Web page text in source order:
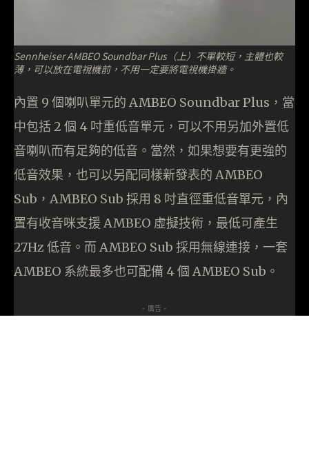
Sennheiser AMBEO Soundbar Plus（上）不單較短，主體也較
薄，可以放在電視機前，不用一定要將電視機掛牆。
內置 9 個喇叭單元的 AMBEO Soundbar Plus，當
中包括 2 個 4 吋重低音單元，可以不用另加外置低
音喇叭而有足夠的低音。當然，如果想要有更強的
低音效果，也可以另配同樣新發表的 AMBEO
Sub，AMBEO Sub 採用 8 吋直徑重低音單元，內
置有收音咪支援 AMBEO 虛擬技術，最低可產生
27Hz 低音。而 AMBEO Sub 採用無線連接，一套
AMBEO 系統最多也可配備 4 個 AMBEO Sub。
- 廣告 -